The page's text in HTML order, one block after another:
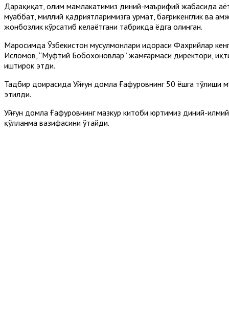
Дарҳақиқат, олим мамлакатимиз диний-маърифий жабҳасида
муҳаббат, миллий қадриятларимизга ҳурмат, бағрикенглик ва
жонбозлик кўрсатиб келаётгани табрикда ёдга олинган.
Маросимда Ўзбекистон мусулмонлари идораси Фахрийлар
Исломов, “Муфтий Бобохоновлар” жамғармаси директори,
иштирок этди.
Тадбир доирасида Уйғун домла Ғафуровнинг 50 ёшга тўлиши
этилди.
Уйғун домла Ғафуровнинг мазкур китоби юртимиз диний-илмий
қўлланма вазифасини ўтайди.